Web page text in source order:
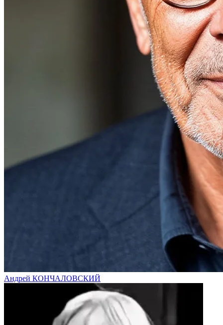
Андрей КОНЧАЛОВСКИЙ